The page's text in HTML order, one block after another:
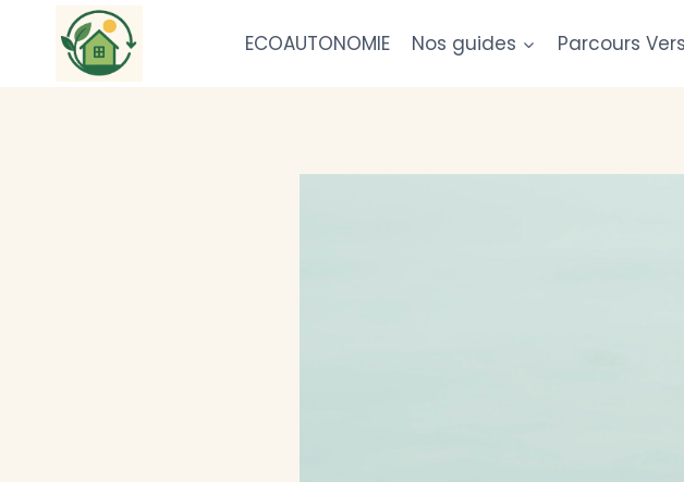
contenu
ECOAUTONOMIE Nos guides Parcours